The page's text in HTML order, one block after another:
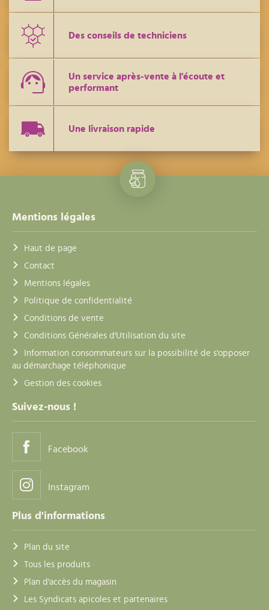
Des conseils de techniciens
Un service après-vente à l'écoute et
performant
Une livraison rapide
Mentions légales
Haut de page
Contact
Mentions légales
Politique de confidentialité
Conditions de vente
Conditions Générales d'Utilisation du site
Information consommateurs sur la possibilité de s'opposer
au démarchage téléphonique
Gestion des cookies
Suivez-nous !
Facebook
Instagram
Plus d'informations
Plan du site
Tous les produits
Plan d'accès du magasin
Les Syndicats apicoles et partenaires